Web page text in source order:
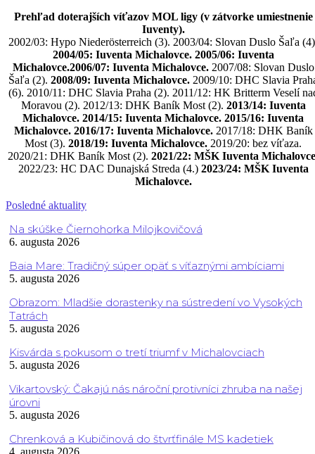
Prehľad doterajších víťazov MOL ligy (v zátvorke umiestnenie
Iuventy).
2002/03: Hypo Niederösterreich (3). 2003/04: Slovan Duslo Šaľa
2004/05: Iuventa Michalovce. 2005/06: Iuventa
Michalovce.2006/07: Iuventa Michalovce.2007/08: Slovan Duslo
Šaľa (2). 2008/09: Iuventa Michalovce. 2009/10: DHC Slavia
(6). 2010/11: DHC Slavia Praha (2). 2011/12: HK Britterm Veselí
Moravou (2). 2012/13: DHK Baník Most (2). 2013/14: Iuventa
Michalovce. 2014/15: Iuventa Michalovce. 2015/16: Iuventa
Michalovce. 2016/17: Iuventa Michalovce.2017/18: DHK Baník
Most (3). 2018/19: Iuventa Michalovce. 2019/20: bez víťaza.
2020/21: DHK Baník Most (2). 2021/22: MŠK Iuventa
2022/23: HC DAC Dunajská Streda (4.) 2023/24: MŠK Iuventa
Michalovce.
Posledné aktuality
Na skúške Čiernohorka Milojkovičová
6. augusta 2026
Baia Mare: Tradičný súper opäť s víťaznými ambíciami
5. augusta 2026
Obrazom: Mladšie dorastenky na sústredení vo Vysokých
Tatrách
5. augusta 2026
Kisvárda s pokusom o tretí triumf v Michalovciach
5. augusta 2026
Vikartovský: Čakajú nás nároční protivníci zhruba na našej
úrovni
5. augusta 2026
Chrenková a Kubičinová do štvrťfinále MS kadetiek